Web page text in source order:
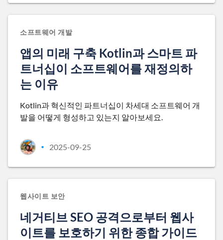
소프트웨어 개발
앱의 미래 구축 Kotlin과 스마트 파
트너십이 소프트웨어를 재정의하
는 이유
Kotlin과 혁신적인 파트너십이 차세대 소프트웨어 개
발을 어떻게 형성하고 있는지 알아보세요.
• 2025-09-25
웹사이트 보안
네거티브 SEO 공격으로부터 웹사
이트를 보호하기 위한 종합 가이드